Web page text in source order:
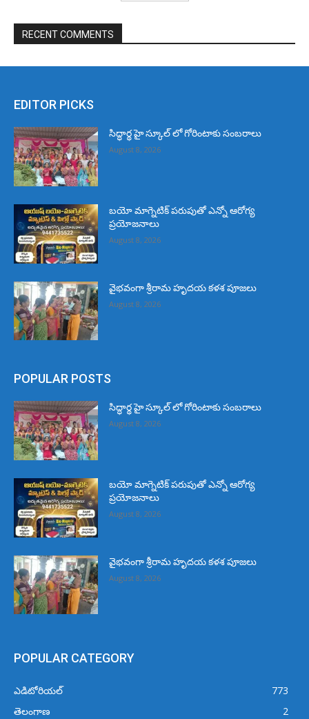
RECENT COMMENTS
EDITOR PICKS
సిద్ధార్థ హై స్కూల్ లో గోరింటాకు సంబరాలు
August 8, 2026
బయో మాగ్నెటిక్ పరుపుతో ఎన్నో ఆరోగ్య
ప్రయోజనాలు
August 8, 2026
వైభవంగా శ్రీరామ హృదయ కళశ పూజలు
August 8, 2026
POPULAR POSTS
సిద్ధార్థ హై స్కూల్ లో గోరింటాకు సంబరాలు
August 8, 2026
బయో మాగ్నెటిక్ పరుపుతో ఎన్నో ఆరోగ్య
ప్రయోజనాలు
August 8, 2026
వైభవంగా శ్రీరామ హృదయ కళశ పూజలు
August 8, 2026
POPULAR CATEGORY
ఎడిటోరియల్
773
తెలంగాణ
2